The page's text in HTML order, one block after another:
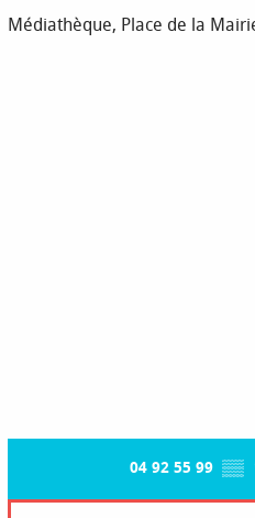
Médiathèque, Place de la
04 92 55 99 ▒▒